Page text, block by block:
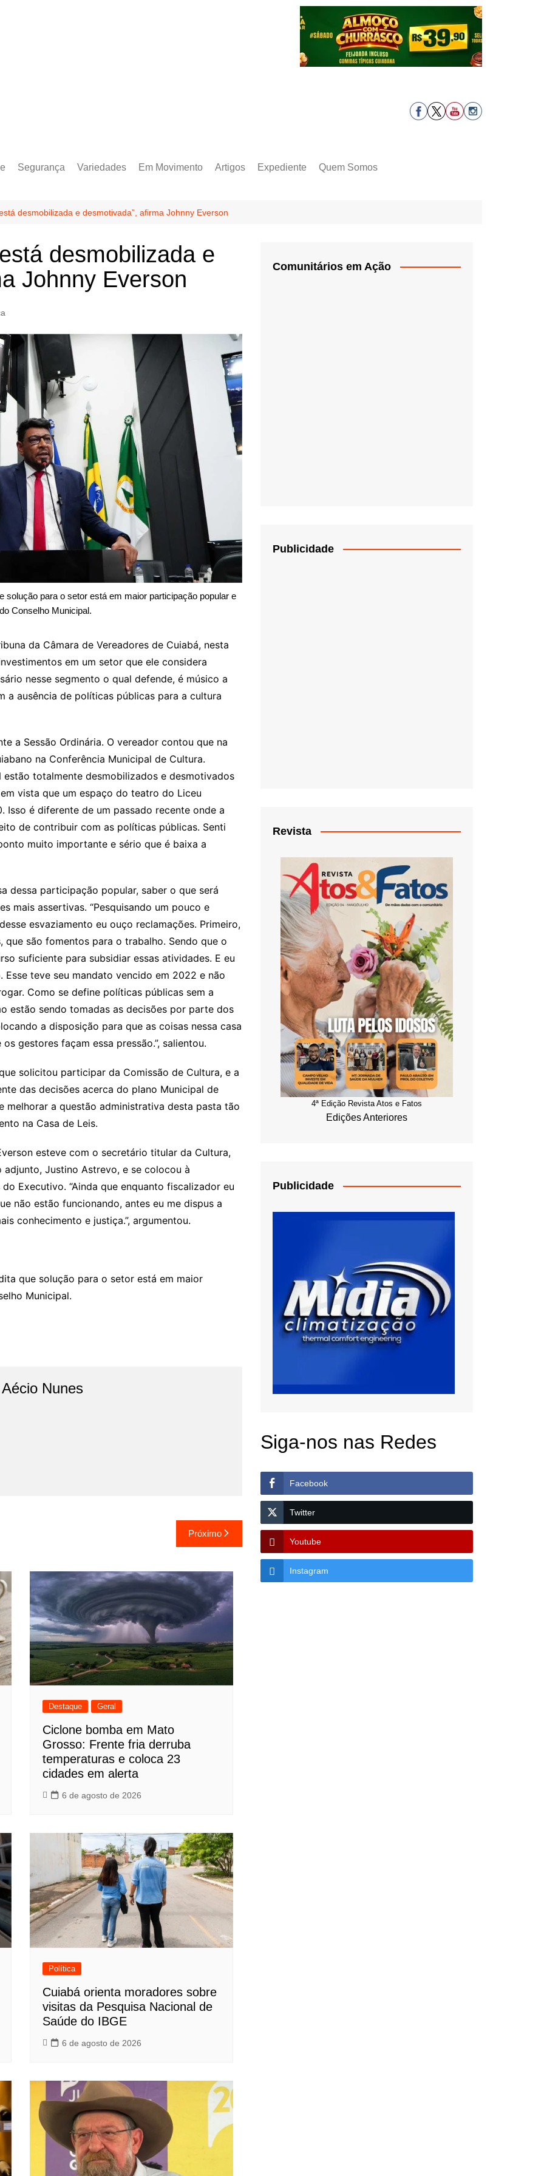
Segurança Variedades Em Movimento Artigos Expediente Quem Somos
desmobilizada e desmotivada”, afirma Johnny Everson
desmobilizada e
Johnny Everson
solução para o setor está em maior participação popular e
Conselho Municipal.
da Câmara de Vereadores de Cuiabá, nesta
em um setor que ele considera
nesse segmento o qual defende, é músico a
a ausência de políticas públicas para a cultura
a Sessão Ordinária. O vereador contou que na
na Conferência Municipal de Cultura.
totalmente desmobilizados e desmotivados
vista que um espaço do teatro do Liceu
Isso é diferente de um passado recente onde a
de contribuir com as políticas públicas. Senti
muito importante e sério que é baixa a
dessa participação popular, saber o que será
mais assertivas. “Pesquisando um pouco e
esvaziamento eu ouço reclamações. Primeiro,
são fomentos para o trabalho. Sendo que o
suficiente para subsidiar essas atividades. E eu
teve seu mandato vencido em 2022 e não
Como se define políticas públicas sem a
estão sendo tomadas as decisões por parte dos
a disposição para que as coisas nessa casa
gestores façam essa pressão.”, salientou.
solicitou participar da Comissão de Cultura, e a
das decisões acerca do plano Municipal de
a questão administrativa desta pasta tão
na Casa de Leis.
esteve com o secretário titular da Cultura,
Justino Astrevo, e se colocou à
Executivo. “Ainda que enquanto fiscalizador eu
não estão funcionando, antes eu me dispus a
conhecimento e justiça.”, argumentou.
que solução para o setor está em maior
Municipal.
Nunes
Próximo
Destaque Geral
Ciclone bomba em Mato
Grosso: Frente fria derruba
temperaturas e coloca 23
cidades em alerta
6 de agosto de 2026
Política
Cuiabá orienta moradores sobre
visitas da Pesquisa Nacional de
Saúde do IBGE
6 de agosto de 2026
Comunitários em Ação
Publicidade
Revista
4ª Edição Revista Atos e Fatos
Edições Anteriores
Publicidade
Siga-nos nas Redes
Facebook
Twitter
Youtube
Instagram